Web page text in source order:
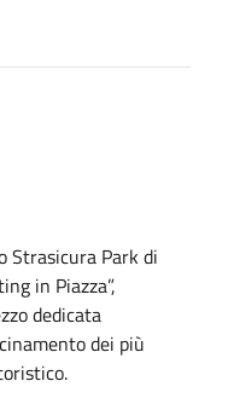
Strasicura Park di
in Piazza”,
dedicata
dei più